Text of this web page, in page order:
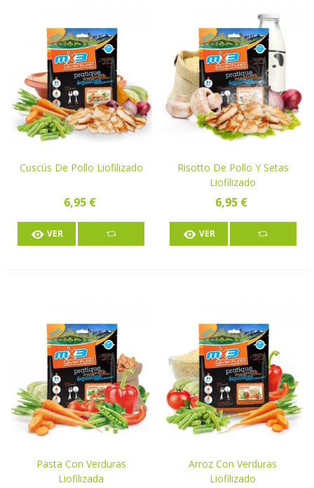
Cuscús De Pollo Liofilizado
6,95 €
VER
Risotto De Pollo Y Setas
Liofilizado
6,95 €
VER
Pasta Con Verduras
Liofilizada
Arroz Con Verduras
Liofilizado